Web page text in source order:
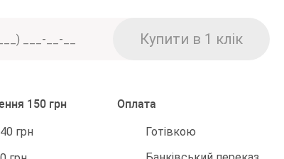
150 грн
грн
Оплата
Готівкою